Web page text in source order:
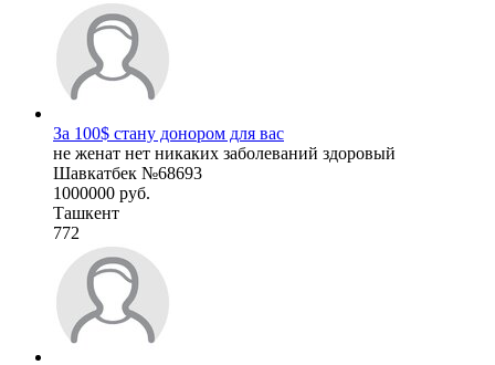
За 100$ стану донором для вас
не женат нет никаких заболеваний здоровый
Шавкатбек №68693
1000000 руб.
Ташкент
772